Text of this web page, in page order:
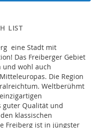
LIST
 eine Stadt mit
Das Freiberger Gebiet
und wohl auch
Die Region
Weltberühmt
guter Qualität und
klassischen
Freiberg ist in jüngster